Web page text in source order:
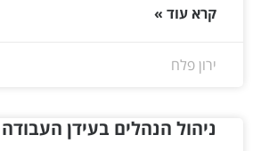
קרא עוד »
ירון פלח
ניהול הנהלים בעידן